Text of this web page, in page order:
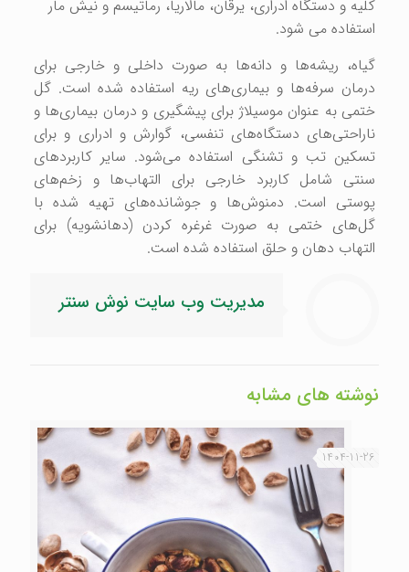
کلیه و دستگاه ادراری، یرقان، مالاریا، رماتیسم و نیش مار
استفاده می شود.
گیاه، ریشه‌ها و دانه‌ها به صورت داخلی و خارجی برای
درمان سرفه‌ها و بیماری‌های ریه استفاده شده است. گل
ختمی به عنوان موسیلاژ برای پیشگیری و درمان بیماری‌ها و
ناراحتی‌های دستگاه‌های تنفسی، گوارش و ادراری و برای
تسکین تب و تشنگی استفاده می‌شود. سایر کاربردهای
سنتی شامل کاربرد خارجی برای التهاب‌ها و زخم‌های
پوستی است. دمنوش‌ها و جوشانده‌های تهیه شده با
گل‌های ختمی به صورت غرغره کردن (دهانشویه) برای
التهاب دهان و حلق استفاده شده است.
مدیریت وب سایت نوش سنتر
نوشته های مشابه
1404-11-26